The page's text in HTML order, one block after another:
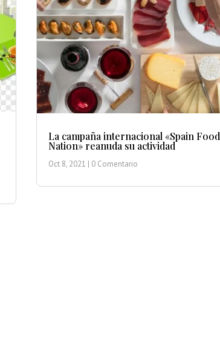
La campaña internacional «Spain Food
Nation» reanuda su actividad
Oct 8, 2021 | 0 Comentario